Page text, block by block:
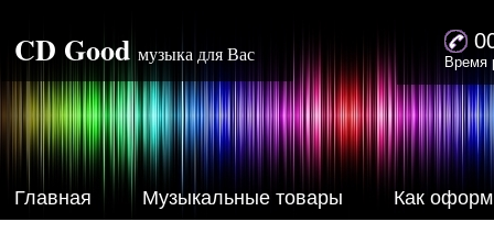
CD Good музыка для Вас Время
Главная Музыкальные товары Как